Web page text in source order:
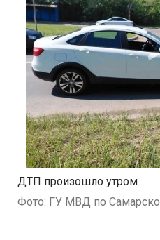
ДТП произошло утром
Фото: ГУ МВД по